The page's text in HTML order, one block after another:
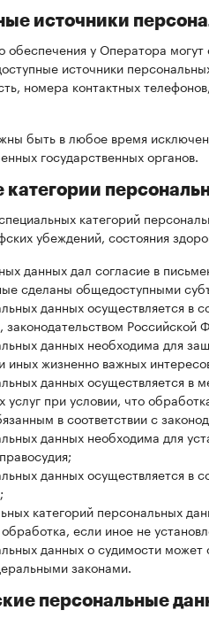
источники
обеспечения у Оператора
источники
номера контактных
быть в любое время
государственных органов.
категории
категорий
убеждений, состояния
данных дал согласие в
сделаны общедоступными
данных осуществляется в
законодательством
данных необходима для
иных жизненно важных
данных осуществляется в
услуг при условии, что
в соответствии с
данных необходима для
данных осуществляется в
категорий персональных
если иное не
данных о судимости
законами.
персональные